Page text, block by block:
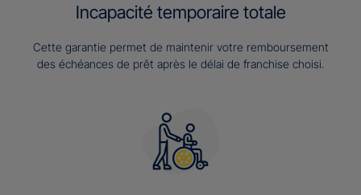
Incapacité temporaire totale
Cette garantie permet de maintenir votre remboursement
des échéances de prêt après le délai de franchise choisi.